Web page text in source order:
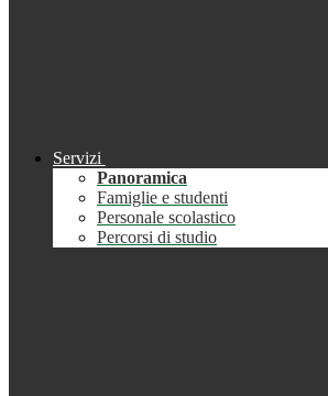
Servizi
Panoramica
Famiglie e studenti
Personale scolastico
Percorsi di studio